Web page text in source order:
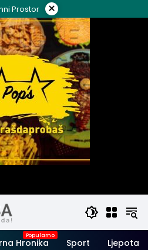
Prostor ×
Hronika Sport Ljepota i